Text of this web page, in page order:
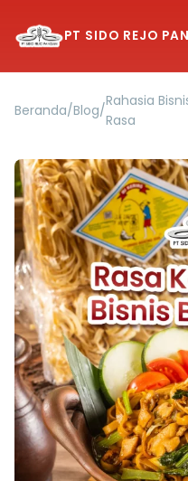
PT SIDO REJO
Beranda/Blog/
Rahasia
Rasa